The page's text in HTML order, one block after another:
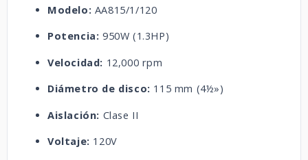
Modelo: AA815/1/120
Potencia: 950W (1.3HP)
Velocidad: 12,000 rpm
Diámetro de disco: 115 mm (4½»)
Aislación: Clase II
Voltaje: 120V